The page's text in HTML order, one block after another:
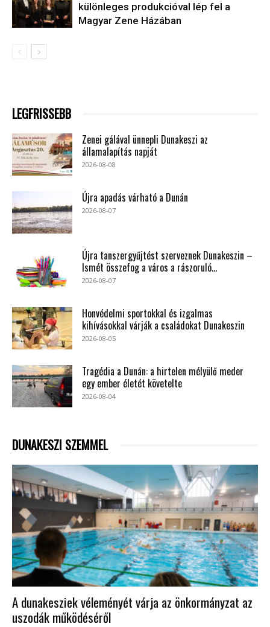
különleges produkcióval lép fel a
Magyar Zene Házában
LEGFRISSEBB
Zenei gálával ünnepli Dunakeszi az
államalapítás napját
2026-08-08
Újra apadás várható a Dunán
2026-08-07
Újra tanszergyűjtést szerveznek Dunakeszin –
Ismét összefog a város a rászoruló...
2026-08-07
Honvédelmi sportokkal és izgalmas
kihívásokkal várják a családokat Dunakeszin
2026-08-05
Tragédia a Dunán: a hirtelen mélyülő meder
egy ember életét követelte
2026-08-04
DUNAKESZI SZEMMEL
A dunakesziek véleményét várja az önkormányzat az
uszodák működéséről